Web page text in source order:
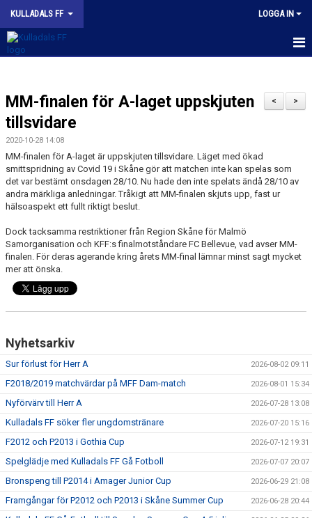
KULLADALS FF LOGGA IN
OM KLUBBEN
NYHETER
KONTAKT
INFORMATION MED POLICY
BILDGALLERI
MATCHER
INBETALNING
PROFILKLÄDER
KFF INSTAGRAM
MEDLEM INTRESSEANMÄLAN
>
<
MM-finalen för A-laget uppskjuten
tillsvidare
2020-10-28 14:08
MM-finalen för A-laget är uppskjuten tillsvidare. Läget med ökad
smittspridning av Covid 19 i Skåne gör att matchen inte kan spelas som
det var bestämt onsdagen 28/10. Nu hade den inte spelats ändå 28/10 av
andra märkliga anledningar. Tråkigt att MM-finalen skjuts upp, fast ur
hälsoaspekt ett fullt riktigt beslut.
Dock tacksamma restriktioner från Region Skåne för Malmö
Samorganisation och KFF:s finalmotståndare FC Bellevue, vad avser MM-
finalen. För deras agerande kring årets MM-final lämnar minst sagt mycket
mer att önska.
Nyhetsarkiv
Sur förlust för Herr A 2026-08-02 09:11
F2018/2019 matchvärdar på MFF Dam-match 2026-08-01 15:34
Nyförvärv till Herr A 2026-07-28 13:08
Kulladals FF söker fler ungdomstränare 2026-07-20 15:16
F2012 och P2013 i Gothia Cup 2026-07-12 19:31
Spelglädje med Kulladals FF Gå Fotboll 2026-07-07 20:07
Bronspeng till P2014 i Amager Junior Cup 2026-06-29 21:08
Framgångar för P2012 och P2013 i Skåne Summer Cup 2026-06-28 20:44